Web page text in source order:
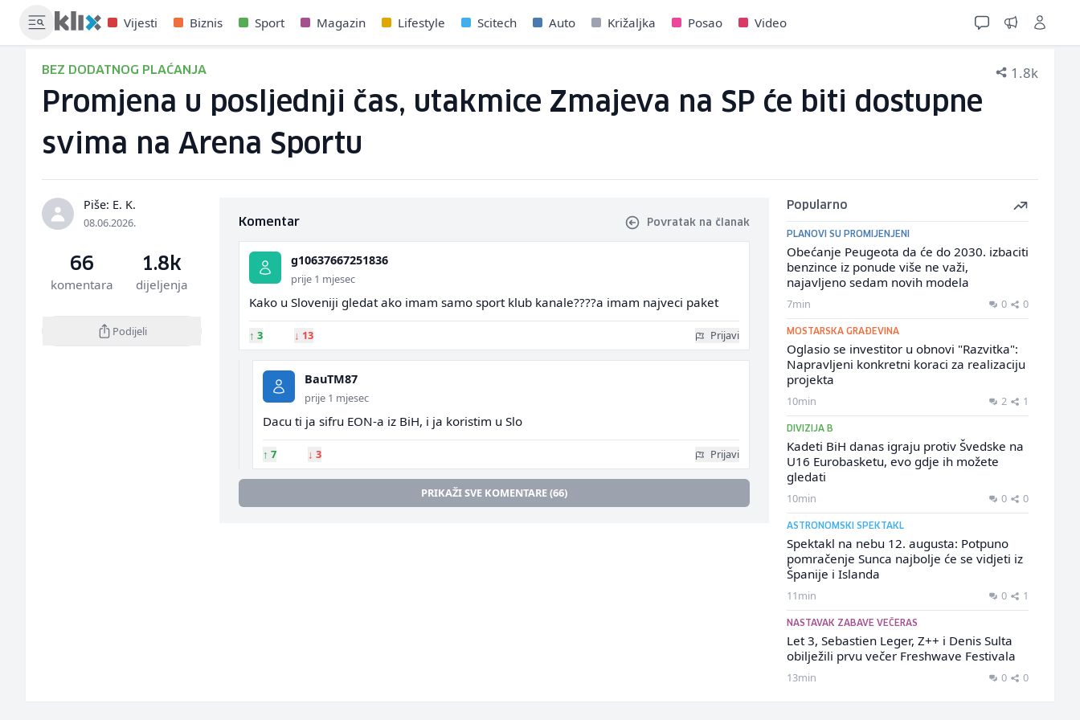
Vijesti Biznis Sport Magazin Lifestyle Scitech Auto Križaljka Posao Video
BEZ DODATNOG PLAĆANJA 1.8k
Promjena u posljednji čas, utakmice Zmajeva na SP će biti dostupne
svima na Arena Sportu
Piše: E. K.
08.06.2026.
66
komentara
1.8k
dijeljenja
Podijeli
Komentar Povratak na članak
g10637667251836
prije 1 mjesec
Kako u Sloveniji gledat ako imam samo sport klub kanale????a imam najveci paket
↑ 3 ↓ 13 Prijavi
BauTM87
prije 1 mjesec
Dacu ti ja sifru EON-a iz BiH, i ja koristim u Slo
↑ 7 ↓ 3 Prijavi
PRIKAŽI SVE KOMENTARE (66)
Popularno
PLANOVI SU PROMIJENJENI
Obećanje Peugeota da će do 2030. izbaciti
benzince iz ponude više ne važi,
najavljeno sedam novih modela
7min 0 0
MOSTARSKA GRAĐEVINA
Oglasio se investitor u obnovi "Razvitka":
Napravljeni konkretni koraci za realizaciju
projekta
10min 2 1
DIVIZIJA B
Kadeti BiH danas igraju protiv Švedske na
U16 Eurobasketu, evo gdje ih možete
gledati
10min 0 0
ASTRONOMSKI SPEKTAKL
Spektakl na nebu 12. augusta: Potpuno
pomračenje Sunca najbolje će se vidjeti iz
Španije i Islanda
11min 0 1
NASTAVAK ZABAVE VEČERAS
Let 3, Sebastien Leger, Z++ i Denis Sulta
obilježili prvu večer Freshwave Festivala
13min 0 0